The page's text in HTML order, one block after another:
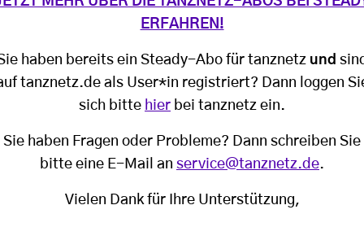
ERFAHREN!
haben bereits ein Steady-Abo für tanznetz und
tanznetz.de als User*in registriert? Dann loggen
sich bitte hier bei tanznetz ein.
Sie haben Fragen oder Probleme? Dann schreiben Sie
bitte eine E-Mail an service@tanznetz.de.
Vielen Dank für Ihre Unterstützung,